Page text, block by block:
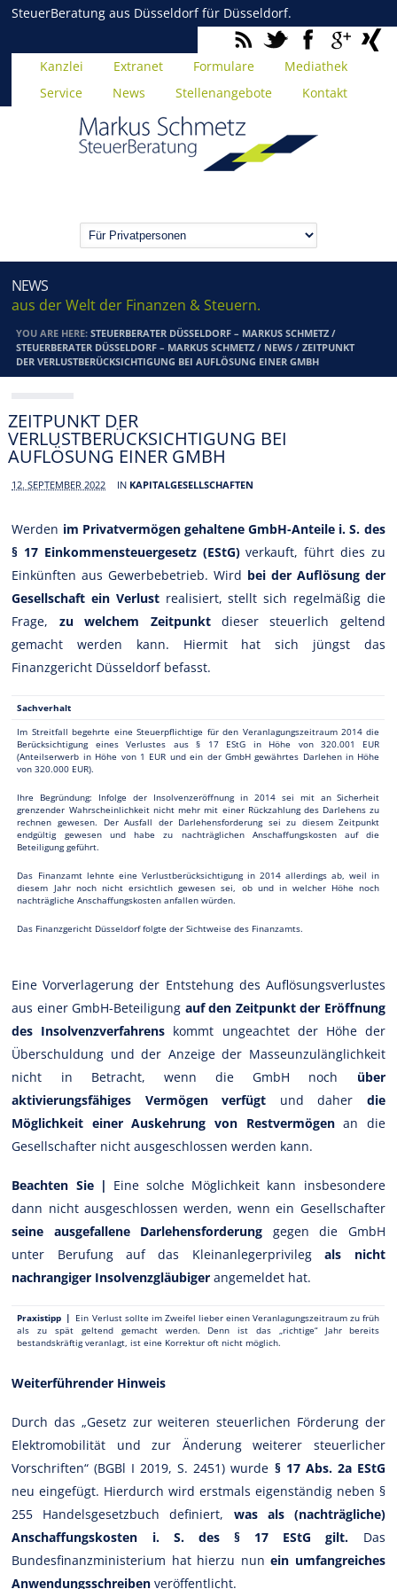
SteuerBeratung aus Düsseldorf für Düsseldorf.
Kanzlei Extranet Formulare
Mediathek
Service
News Stellenangebote Kontakt
NEWS
aus der Welt der Finanzen & Steuern.
YOU ARE HERE:STEUERBERATER DÜSSELDORF – MARKUS SCHMETZ /
STEUERBERATER DÜSSELDORF – MARKUS SCHMETZ / NEWS /ZEITPUNKT
DER VERLUSTBERÜCKSICHTIGUNG BEI AUFLÖSUNG EINER GMBH
ZEITPUNKT DER
VERLUSTBERÜCKSICHTIGUNG BEI
AUFLÖSUNG EINER GMBH
12. SEPTEMBER 2022 IN KAPITALGESELLSCHAFTEN
Werden im Privatvermögen gehaltene GmbH-Anteile i. S. des
§ 17 Einkommensteuergesetz (EStG)verkauft, führt dies zu
Einkünften aus Gewerbebetrieb. Wird bei der Auflösung der
Gesellschaft ein Verlustrealisiert, stellt sich regelmäßig die
Frage, zu welchem Zeitpunktdieser steuerlich geltend
gemacht werden kann. Hiermit hat sich jüngst das
Finanzgericht Düsseldorf befasst.
Sachverhalt
Im Streitfall begehrte eine Steuerpflichtige für den Veranlagungszeitraum 2014 die
Berücksichtigung eines Verlustes aus § 17 EStG in Höhe von 320.001 EUR
(Anteilserwerb in Höhe von 1 EUR und ein der GmbH gewährtes Darlehen in Höhe
von 320.000 EUR).
Ihre Begründung: Infolge der Insolvenzeröffnung in 2014 sei mit an Sicherheit
grenzender Wahrscheinlichkeit nicht mehr mit einer Rückzahlung des Darlehens zu
rechnen gewesen. Der Ausfall der Darlehensforderung sei zu diesem Zeitpunkt
endgültig gewesen und habe zu nachträglichen Anschaffungskosten auf die
Beteiligung geführt.
Das Finanzamt lehnte eine Verlustberücksichtigung in 2014 allerdings ab, weil in
diesem Jahr noch nicht ersichtlich gewesen sei, ob und in welcher Höhe noch
nachträgliche Anschaffungskosten anfallen würden.
Das Finanzgericht Düsseldorf folgte der Sichtweise des Finanzamts.
Eine Vorverlagerung der Entstehung des Auflösungsverlustes
aus einer GmbH-Beteiligung auf den Zeitpunkt der Eröffnung
des Insolvenzverfahrens kommt ungeachtet der Höhe der
Überschuldung und der Anzeige der Masseunzulänglichkeit
nicht in Betracht, wenn die GmbH noch über
aktivierungsfähiges Vermögen verfügt und daher die
Möglichkeit einer Auskehrung von Restvermögenan die
Gesellschafter nicht ausgeschlossen werden kann.
Beachten Sie | Eine solche Möglichkeit kann insbesondere
dann nicht ausgeschlossen werden, wenn ein Gesellschafter
seine ausgefallene Darlehensforderung gegen die GmbH
unter Berufung auf das Kleinanlegerprivilegals nicht
nachrangiger Insolvenzgläubiger angemeldet hat.
Praxistipp | Ein Verlust sollte im Zweifel lieber einen Veranlagungszeitraum zu früh
als zu spät geltend gemacht werden. Denn ist das „richtige“ Jahr bereits
bestandskräftig veranlagt, ist eine Korrektur oft nicht möglich.
Weiterführender Hinweis
Durch das „Gesetz zur weiteren steuerlichen Förderung der
Elektromobilität und zur Änderung weiterer steuerlicher
Vorschriften“ (BGBl I 2019, S. 2451) wurde § 17 Abs. 2a EStG
neu eingefügt. Hierdurch wird erstmals eigenständig neben §
255 Handelsgesetzbuch definiert, was als (nachträgliche)
Anschaffungskosten i. S. des § 17 EStG gilt. Das
Bundesfinanzministerium hat hierzu nunein umfangreiches
Anwendungsschreibenveröffentlicht.